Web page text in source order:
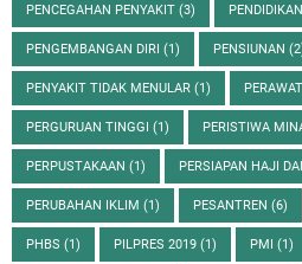
PENCEGAHAN PENYAKIT (3) PENDIDIKAN
PENGEMBANGAN DIRI (1) PENSIUNAN
PENYAKIT TIDAK MENULAR (1)
PERGURUAN TINGGI (1) PERISTIWA
PERPUSTAKAAN (1) PERSIAPAN HAJI
PERUBAHAN IKLIM (1) PESANTREN (6)
PHBS (1) PILPRES 2019 (1) PMI (1)